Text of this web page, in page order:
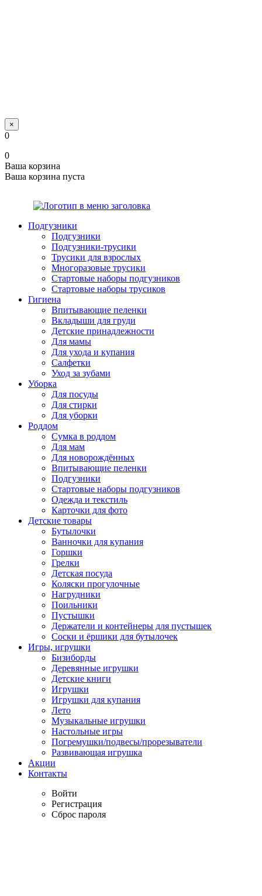
×
0
0
Ваша корзина
Ваша корзина пуста
Подгузники
Подгузники
Подгузники-трусики
Трусики для взрослых
Многоразовые трусики
Стартовые наборы подгузников
Стартовые наборы трусиков
Гигиена
Впитывающие пеленки
Вкладыши для груди
Детские принадлежности
Для мамы
Для ухода и купания
Салфетки
Уход за зубами
Уборка
Для посуды
Для стирки
Для уборки
Роддом
Сумка в роддом
Для мам
Для новорождённых
Впитывающие пеленки
Подгузники
Стартовые наборы подгузников
Одежда и текстиль
Карточки для фото
Детские товары
Бутылочки
Ванночки для купания
Горшки
Грелки
Детская посуда
Коляски прогулочные
Нагрудники
Поильники
Пустышки
Держатели и контейнеры для пустышек
Соски и ёршики для бутылочек
Игры, игрушки
Бизиборды
Деревянные игрушки
Детские книги
Игрушки
Игрушки для купания
Лето
Музыкальные игрушки
Настольные игры
Погремушки/подвесы/прорезыватели
Развивающая игрушка
Акции
Контакты
Войти
Регистрация
Сброс пароля